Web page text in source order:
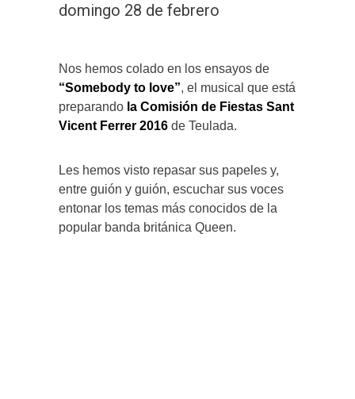
domingo 28 de febrero
Nos hemos colado en los ensayos de
“Somebody to love”, el musical que está
preparando la Comisión de Fiestas Sant
Vicent Ferrer 2016 de Teulada.
Les hemos visto repasar sus papeles y,
entre guión y guión, escuchar sus voces
entonar los temas más conocidos de la
popular banda británica Queen.